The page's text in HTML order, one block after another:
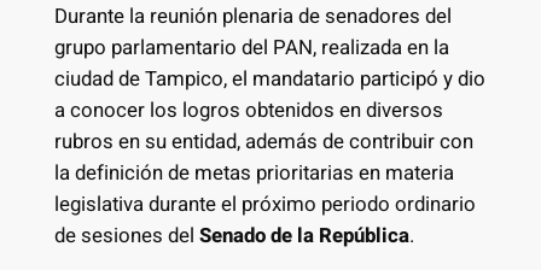
Durante la reunión plenaria de senadores del
grupo parlamentario del PAN, realizada en la
ciudad de Tampico, el mandatario participó y dio
a conocer los logros obtenidos en diversos
rubros en su entidad, además de contribuir con
la definición de metas prioritarias en materia
legislativa durante el próximo periodo ordinario
de sesiones del Senado de la República.